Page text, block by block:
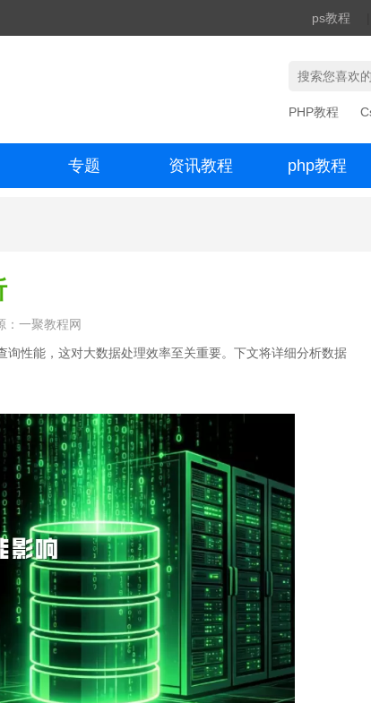
ps教程
PHP教程
专题 资讯教程 php教程
：一聚教程网
性能，这对大数据处理效率至关重要。下文将详细分析数据